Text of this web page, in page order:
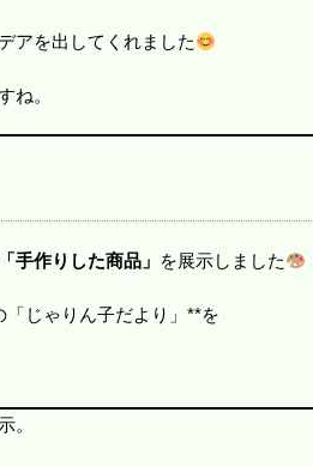
アを出してくれました
ね。
手作りした商品」 を展示しました
じゃりん子だより」**を
。